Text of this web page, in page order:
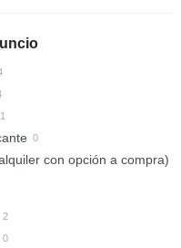
41.520
con opción a compra)